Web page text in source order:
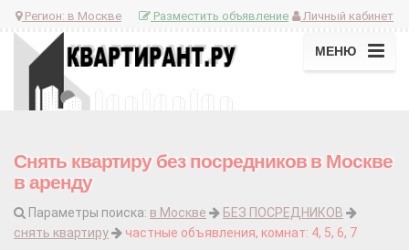
Регион: в Москве Личный кабинет
Разместить объявление
МЕНЮ
Снять квартиру без посредников в Москве
в аренду
Параметры поиска: в Москве
БЕЗ ПОСРЕДНИКОВ
снять квартиру
частные объявления, комнат: 4, 5, 6, 7